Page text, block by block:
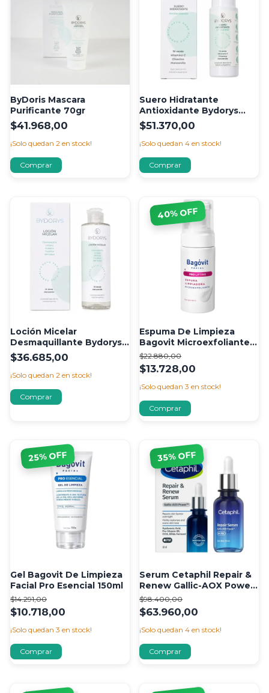
ByDoris Mascara
Purificante 70gr
$41.968,00
¡Solo quedan 2 en stock!
Suero Hidratante
Antioxidante Bydorys
34ml
$51.370,00
¡Solo quedan 4 en stock!
Loción Micelar
Desmaquillante Bydorys
195 Ml
$36.685,00
¡Solo quedan 2 en stock!
Espuma De Limpieza
Bagovit Microexfoliante
100 gr
$13.728,00
$22.880,00
40% OFF
¡Solo quedan 3 en stock!
Gel Bagovit De Limpieza
Facial Pro Esencial 150ml
$10.718,00
$14.291,00
25% OFF
¡Solo quedan 3 en stock!
Serum Cetaphil Repair &
Renew Gallic-AOX Power
x30ml
$63.960,00
$98.400,00
35% OFF
¡Solo quedan 4 en stock!